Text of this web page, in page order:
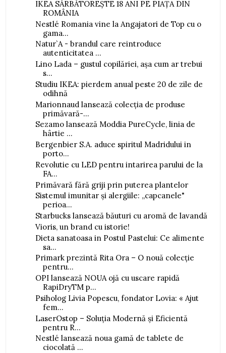
IKEA SĂRBĂTOREȘTE 18 ANI PE PIAȚA DIN
ROMÂNIA
Nestlé Romania vine la Angajatori de Top cu o
gama...
Natur`A - brandul care reintroduce
autenticitatea ...
Lino Lada – gustul copilăriei, așa cum ar trebui
s...
Studiu IKEA: pierdem anual peste 20 de zile de
odihnă
Marionnaud lansează colecția de produse
primăvară-...
Sezamo lansează Moddia PureCycle, linia de
hârtie ...
Bergenbier S.A. aduce spiritul Madridului in
porto...
Revolutie cu LED pentru intarirea parului de la
FA...
Primăvară fără griji prin puterea plantelor
Sistemul imunitar și alergiile: „capcanele"
perioa...
Starbucks lansează băuturi cu aromă de lavandă
Vioris, un brand cu istorie!
Dieta sanatoasa in Postul Pastelui: Ce alimente
sa...
Primark prezintă Rita Ora – O nouă colecție
pentru...
OPI lansează NOUA ojă cu uscare rapidă
RapiDryTM p...
Psiholog Livia Popescu, fondator Lovia: « Ajut
fem...
LaserOstop – Soluția Modernă și Eficientă
pentru R...
Nestlé lansează noua gamă de tablete de
ciocolată ...